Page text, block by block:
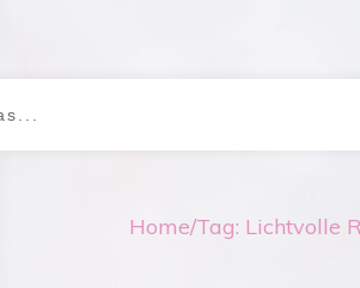
Home/Tag: Lichtvolle